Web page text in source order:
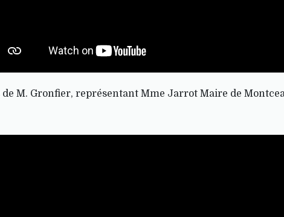
de M. Gronfier, représentant Mme Jarrot Maire de